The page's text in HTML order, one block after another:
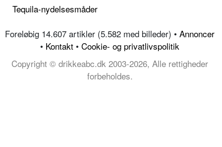
Tequila-nydelsesmåder
Foreløbig 14.607 artikler (5.582 med billeder) • Annoncer
• Kontakt • Cookie- og privatlivspolitik
Copyright © drikkeabc.dk 2003-2026, Alle rettigheder
forbeholdes.